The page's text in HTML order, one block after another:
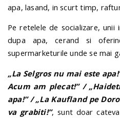
apa, lasand, in scurt timp,
Pe retelele de socializare,
dupa apa, cerand si
supermarketurile unde se mai
„La Selgros nu mai este
Acum am plecat!” /
apa!” / „La Kaufland pe
va grabiti!”, sunt doar